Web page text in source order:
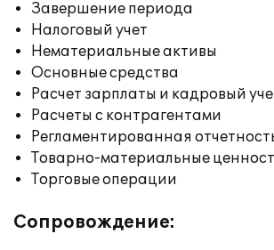
Завершение периода
Налоговый учет
Нематериальные активы
Основные средства
Расчет зарплаты и кадровый
Расчеты с контрагентами
Регламентированная
Товарно-материальные
Торговые операции
Сопровождение: